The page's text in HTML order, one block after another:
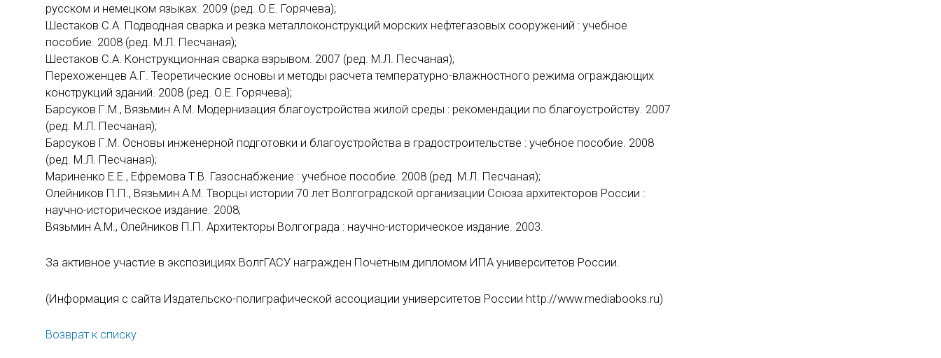
русском и немецком языках. 2009 (ред. О.Е. Горячева);
Шестаков С.А. Подводная сварка и резка металлоконструкций морских нефтегазовых сооружений : учебное
пособие. 2008 (ред. М.Л. Песчаная);
Шестаков С.А. Конструкционная сварка взрывом. 2007 (ред. М.Л. Песчаная);
Перехоженцев А.Г. Теоретические основы и методы расчета температурно-влажностного режима ограждающих
конструкций зданий. 2008 (ред. О.Е. Горячева);
Барсуков Г.М., Вязьмин А.М. Модернизация благоустройства жилой среды : рекомендации по благоустройству. 2007
(ред. М.Л. Песчаная);
Барсуков Г.М. Основы инженерной подготовки и благоустройства в градостроительстве : учебное пособие. 2008
(ред. М.Л. Песчаная);
Мариненко Е.Е., Ефремова Т.В. Газоснабжение : учебное пособие. 2008 (ред. М.Л. Песчаная);
Олейников П.П., Вязьмин А.М. Творцы истории 70 лет Волгоградской организации Союза архитекторов России :
научно-историческое издание. 2008;
Вязьмин А.М., Олейников П.П. Архитекторы Волгограда : научно-историческое издание. 2003.
За активное участие в экспозициях ВолгГАСУ награжден Почетным дипломом ИПА университетов России.
(Информация с сайта Издательско-полиграфической ассоциации университетов России http://www.mediabooks.ru)
Возврат к списку